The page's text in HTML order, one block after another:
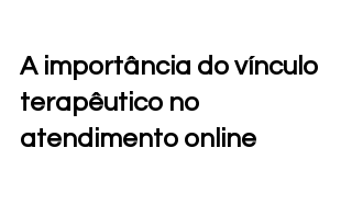
A importância do vínculo
terapêutico no
atendimento online